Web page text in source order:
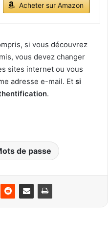
Acheter sur Amazon
si vous découvrez
vous devez changer
sites internet ou vous
adresse e-mail. Et si
.
de passe